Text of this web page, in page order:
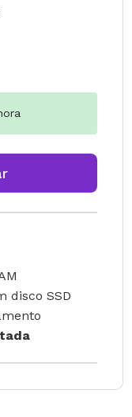
disco SSD